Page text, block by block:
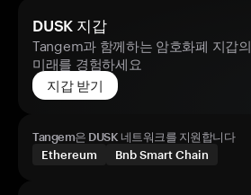
DUSK 지갑
Tangem과 함께하는 암호화폐 지갑의
미래를 경험하세요
지갑 받기
Tangem은 DUSK 네트워크를 지원합니다
Ethereum
Bnb Smart Chain